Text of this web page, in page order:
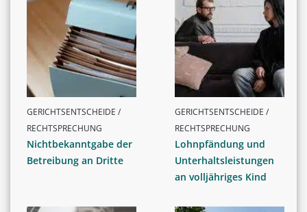
GERICHTSENTSCHEIDE /
RECHTSPRECHUNG
Nichtbekanntgabe der
Betreibung an Dritte
GERICHTSENTSCHEIDE /
RECHTSPRECHUNG
Lohnpfändung und
Unterhaltsleistungen
an volljähriges Kind